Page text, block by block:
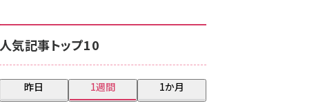
人気記事トップ10
昨日 1週間 1か月